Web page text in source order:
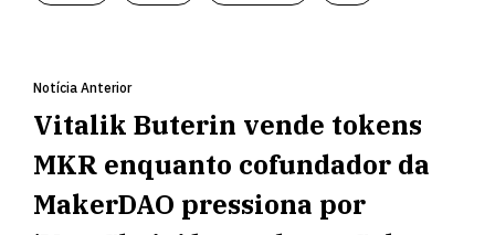
Notícia Anterior
Vitalik Buterin vende tokens
MKR enquanto cofundador da
MakerDAO pressiona por